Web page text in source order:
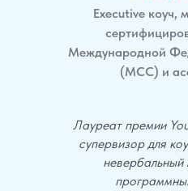
Еxecutive коуч,
Международной
(МСС) и
Лауреат премии
супервизор для
невербальный